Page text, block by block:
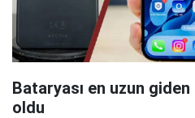
Bataryası en uzun
oldu